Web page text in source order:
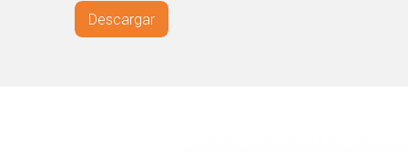
Descargar